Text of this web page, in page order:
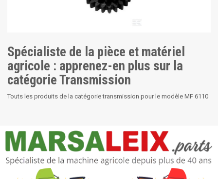
Spécialiste de la pièce et matériel
agricole : apprenez-en plus sur la
catégorie Transmission
Touts les produits de la catégorie transmission pour le modèle MF 6110